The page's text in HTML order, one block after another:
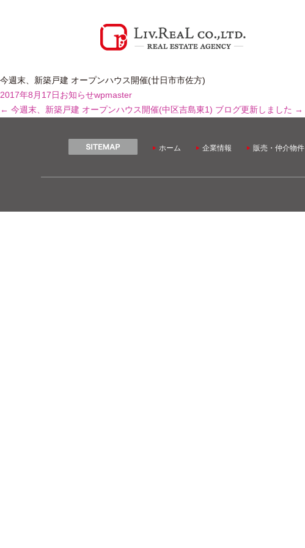
今週末、新築戸建 オープンハウス開催(廿日市市佐方)
2017年8月17日 お知らせwpmaster
← 今週末、新築戸建 オープンハウス開催(中区吉島東1) ブログ更新しました →
ホーム 企業情報 販売・仲介物件